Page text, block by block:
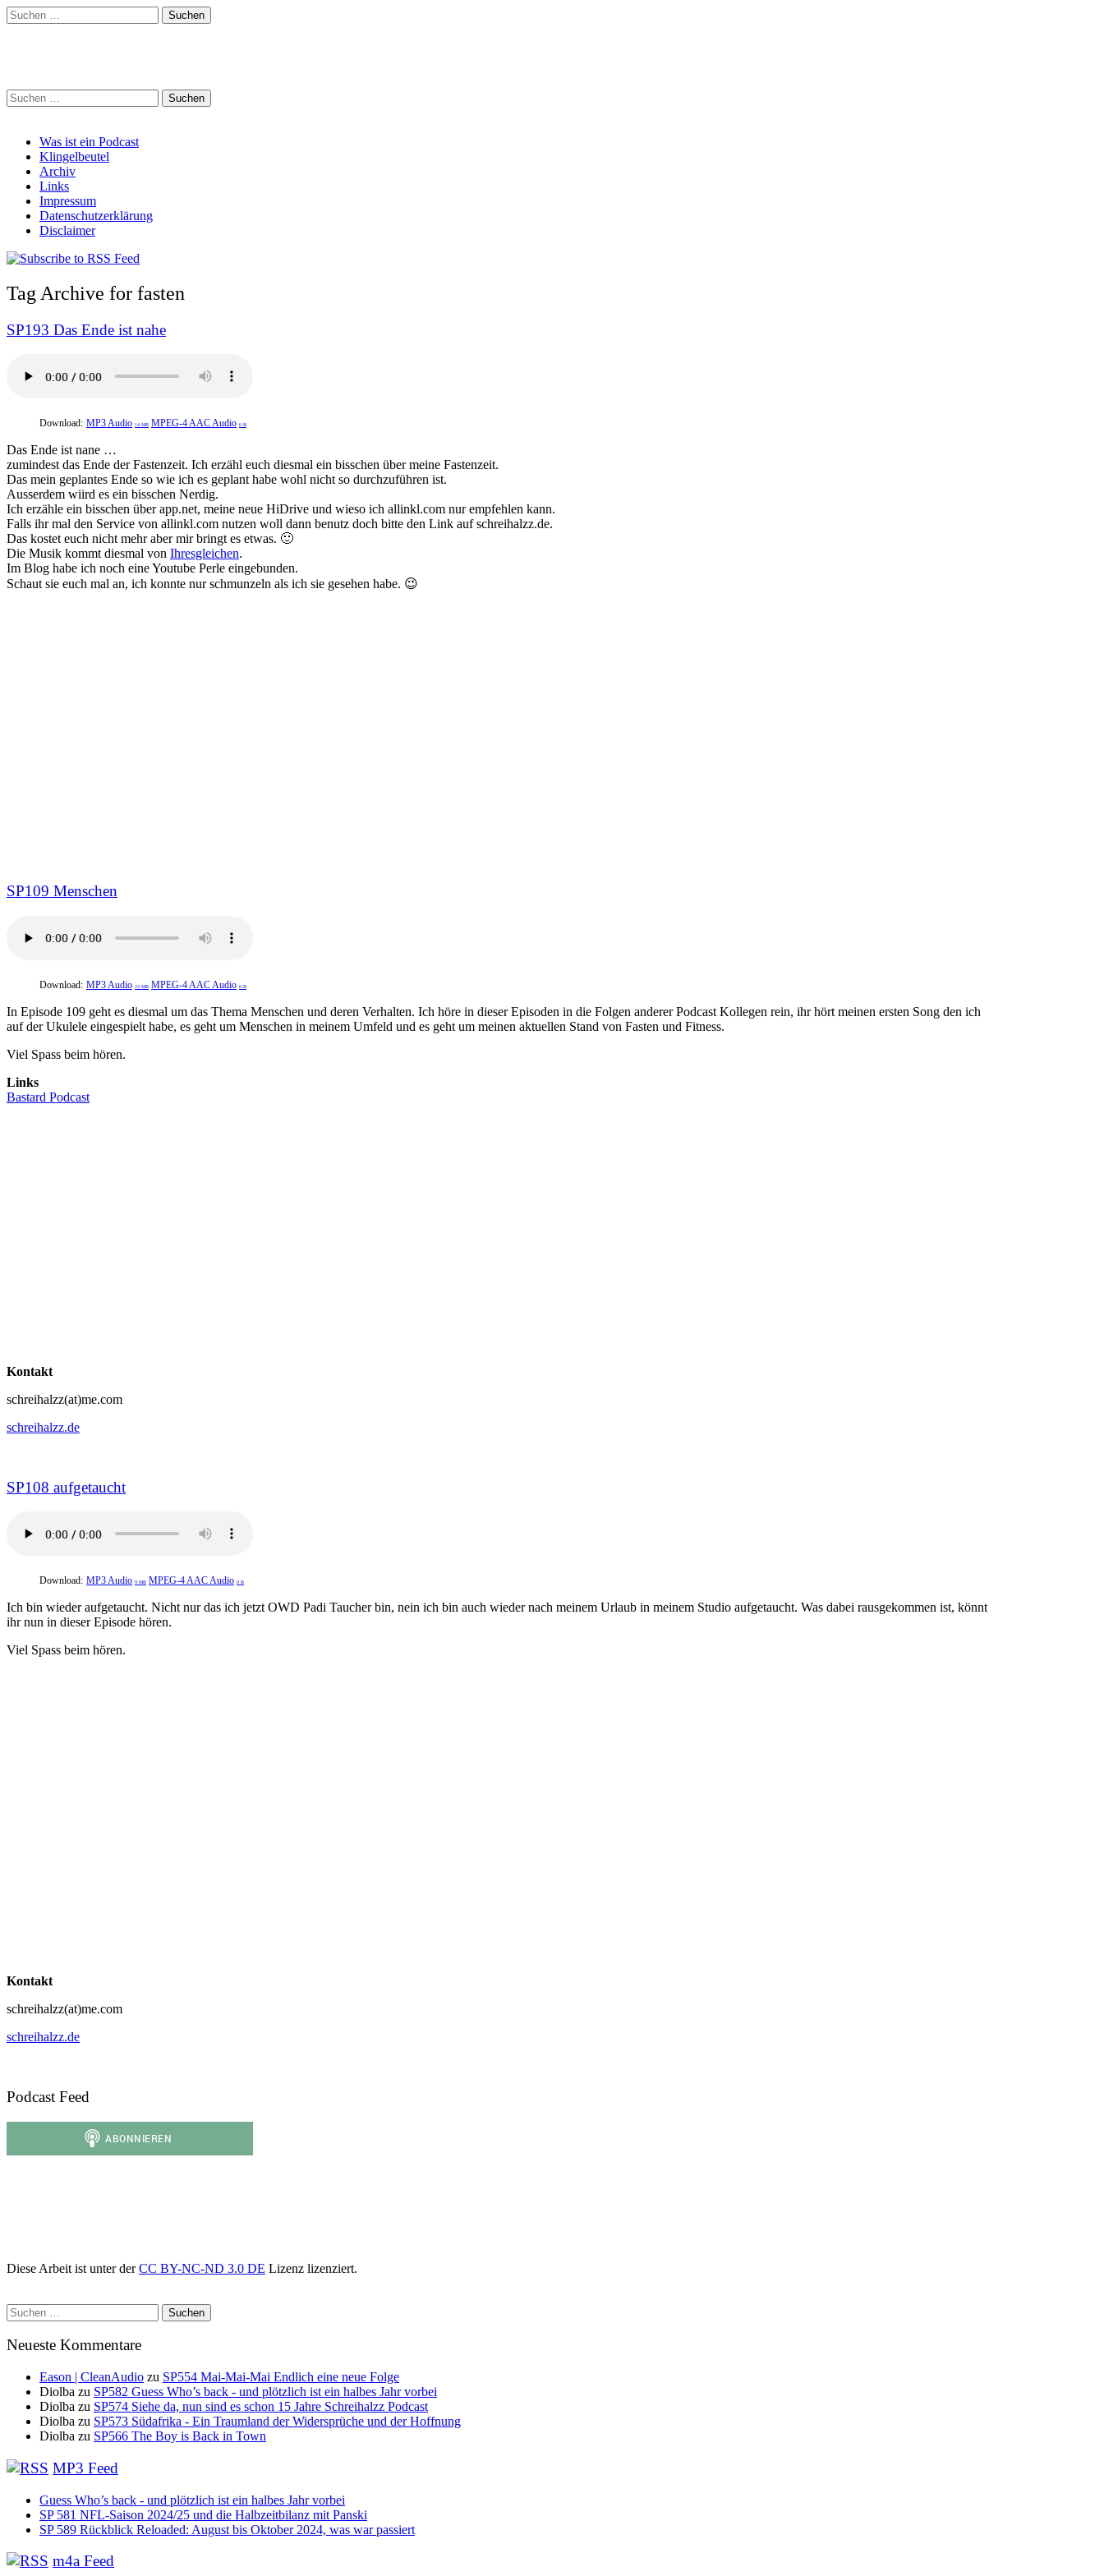
Suchen
nach:
Suchen
nach:
Main
menu
Skip
content
Was ist ein Podcast
Klingelbeutel
Archiv
Links
Impressum
Datenschutzerklärung
Disclaimer
Tag Archive for fasten
SP193 Das Ende ist nahe
Download: MP3 Audio 14 MB MPEG-4 AAC Audio 0 B
Das Ende ist nane …
zumindest das Ende der Fastenzeit. Ich erzähl euch diesmal ein bisschen über meine Fastenzeit.
Das mein geplantes Ende so wie ich es geplant habe wohl nicht so durchzuführen ist.
Ausserdem wiird es ein bisschen Nerdig.
Ich erzähle ein bisschen über app.net, meine neue HiDrive und wieso ich allinkl.com nur empfehlen kann.
Falls ihr mal den Service von allinkl.com nutzen woll dann benutz doch bitte den Link auf schreihalzz.de.
Das kostet euch nicht mehr aber mir bringt es etwas. 🙂
Die Musik kommt diesmal von Ihresgleichen.
Im Blog habe ich noch eine Youtube Perle eingebunden.
Schaut sie euch mal an, ich konnte nur schmunzeln als ich sie gesehen habe. 😉
SP109 Menschen
Download: MP3 Audio 23 MB MPEG-4 AAC Audio 0 B
In Episode 109 geht es diesmal um das Thema Menschen und deren Verhalten. Ich höre in dieser Episoden in die Folgen anderer Podcast Kollegen rein, ihr hört meinen ersten Song den ich
auf der Ukulele eingespielt habe, es geht um Menschen in meinem Umfeld und es geht um meinen aktuellen Stand von Fasten und Fitness.
Viel Spass beim hören.
Links
Bastard Podcast
Kontakt
schreihalzz(at)me.com
schreihalzz.de
SP108 aufgetaucht
Download: MP3 Audio 9 MB MPEG-4 AAC Audio 0 B
Ich bin wieder aufgetaucht. Nicht nur das ich jetzt OWD Padi Taucher bin, nein ich bin auch wieder nach meinem Urlaub in meinem Studio aufgetaucht. Was dabei rausgekommen ist, könnt
ihr nun in dieser Episode hören.
Viel Spass beim hören.
Kontakt
schreihalzz(at)me.com
schreihalzz.de
Podcast Feed
Diese Arbeit ist unter derCC BY-NC-ND 3.0 DE Lizenz lizenziert.
Suchen
nach:
Neueste Kommentare
Eason | CleanAudio zu SP554 Mai-Mai-Mai Endlich eine neue Folge
Diolba zu SP582 Guess Who’s back - und plötzlich ist ein halbes Jahr vorbei
Diolba zu SP574 Siehe da, nun sind es schon 15 Jahre Schreihalzz Podcast
Diolba zu SP573 Südafrika - Ein Traumland der Widersprüche und der Hoffnung
Diolba zu SP566 The Boy is Back in Town
MP3 Feed
Guess Who’s back - und plötzlich ist ein halbes Jahr vorbei
SP 581 NFL-Saison 2024/25 und die Halbzeitbilanz mit Panski
SP 589 Rückblick Reloaded: August bis Oktober 2024, was war passiert
m4a Feed